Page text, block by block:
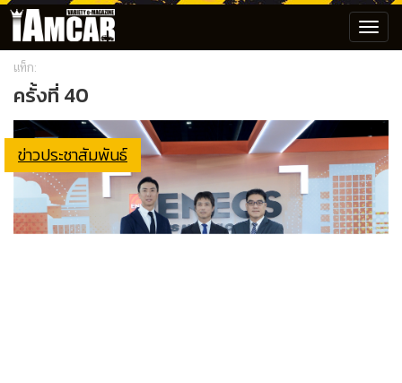
แท็ก:
ครั้งที่ 40
ข่าวประชาสัมพันธ์